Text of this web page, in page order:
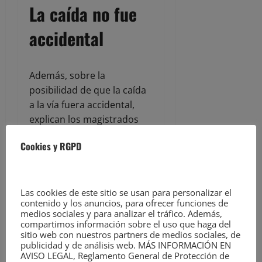
La caída no fue
accidental
Además, sobre la
posibilidad de que la caída
a la vía fuera accidental,
explican los magistrados
desprende que existía una
raíl, lo que objetiva haber
sufrido un impacto con
fuerza y direccionalidad”.
Entiende, por tanto, el
Cookies y RGPD
Las cookies de este sitio se usan para personalizar el
contenido y los anuncios, para ofrecer funciones de
medios sociales y para analizar el tráfico. Además,
compartimos información sobre el uso que haga del
sitio web con nuestros partners de medios sociales, de
publicidad y de análisis web. MÁS INFORMACIÓN EN
AVISO LEGAL, Reglamento General de Protección de